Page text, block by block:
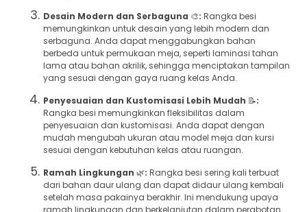
Desain Modern dan Serbaguna 🎨: Rangka besi
memungkinkan untuk desain yang lebih modern dan
serbaguna. Anda dapat menggabungkan bahan
berbeda untuk permukaan meja, seperti laminasi tahan
lama atau bahan akrilik, sehingga menciptakan tampilan
yang sesuai dengan gaya ruang kelas Anda.
Penyesuaian dan Kustomisasi Lebih Mudah 📝:
Rangka besi memungkinkan fleksibilitas dalam
penyesuaian dan kustomisasi. Anda dapat dengan
mudah mengubah ukuran atau model meja dan kursi
sesuai dengan kebutuhan kelas atau ruangan.
Ramah Lingkungan 🌿: Rangka besi sering kali terbuat
dari bahan daur ulang dan dapat didaur ulang kembali
setelah masa pakainya berakhir. Ini mendukung upaya
ramah lingkungan dan berkelanjutan dalam perabotan